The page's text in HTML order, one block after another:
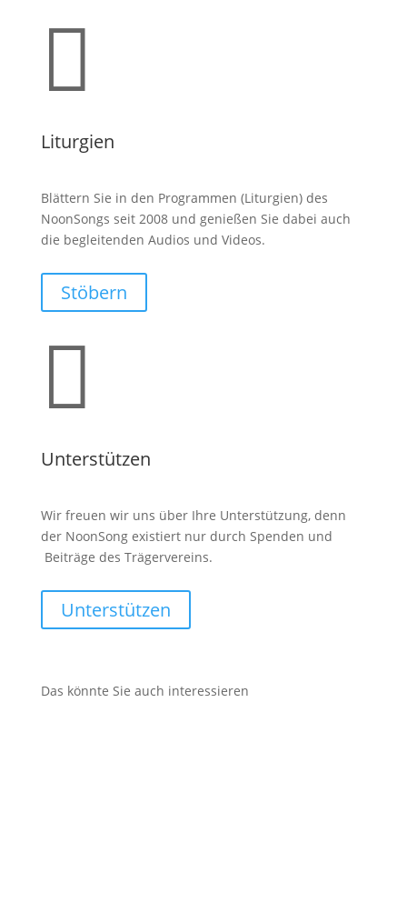

Liturgien
Blättern Sie in den Programmen (Liturgien) des
NoonSongs seit 2008 und genießen Sie dabei auch
die begleitenden Audios und Videos.
Stöbern

Unterstützen
Wir freuen wir uns über Ihre Unterstützung, denn
der NoonSong existiert nur durch Spenden und
Beiträge des Trägervereins.
Unterstützen
Das könnte Sie auch interessieren